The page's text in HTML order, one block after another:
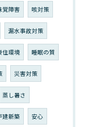
覚障害 咳対策
漏水事故対策
住環境 睡眠の質
災害対策
蒸し暑さ
建新築 安心